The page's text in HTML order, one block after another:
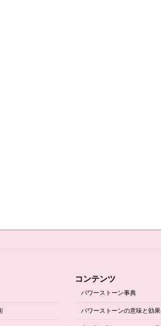
コンテンツ
パワーストーン事典
パワーストーンの意味と効果